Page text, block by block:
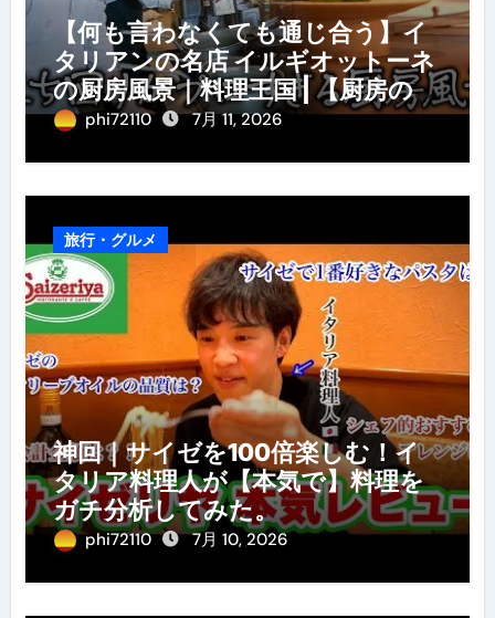
【何も言わなくても通じ合う】イ
タリアンの名店 イルギオットーネ
の厨房風景｜料理王国 | 【厨房の世
界】【イタリアン】【営業風景】
phi72110 7月 11, 2026
旅行・グルメ
神回｜サイゼを100倍楽しむ！イ
タリア料理人が【本気で】料理を
ガチ分析してみた。
phi72110 7月 10, 2026